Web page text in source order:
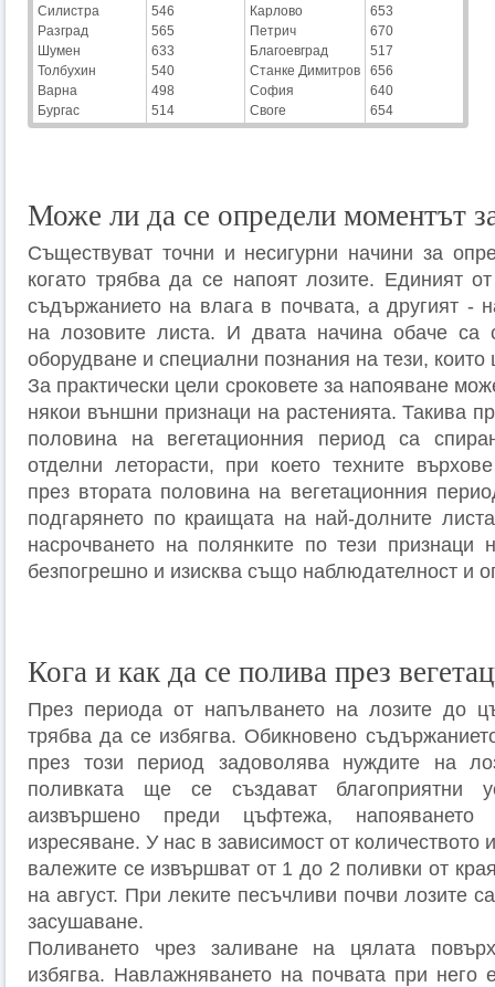
Силистра
Разград
Шумен
Толбухин
Варна
Бургас
546
565
633
540
498
514
Карлово
Петрич
Благоевград
Станке Димитров
София
Своге
653
670
517
656
640
654
Може ли да се определи моментът
Съществуват точни и несигурни начини за
когато трябва да се напоят лозите. Единият
съдържанието на влага в почвата, а другият -
на лозовите листа. И двата начина обаче са
оборудване и специални познания на тези, които
За практически цели сроковете за напояване
някои външни признаци на растенията. Такива
половина на вегетационния период са
отделни леторасти, при което техните
през втората половина на вегетационния
подгарянето по краищата на най-долните
насрочването на полянките по тези
безпогрешно и изисква също наблюдателност и
Кога и как да се полива през
През периода от напълването на лозите до
трябва да се избягва. Обикновено
през този период задоволява нуждите на
поливката ще се създават благоприятни
аизвършено преди цъфтежа,
изресяване. У нас в зависимост от количеството
валежите се извършват от 1 до 2 поливки от
на август. При леките песъчливи почви лозите
засушаване.
Поливането чрез заливане на цялата
избягва. Навлажняването на почвата при него